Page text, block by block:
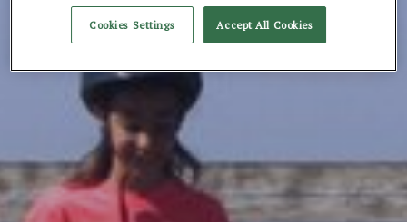
Cookies Settings Accept All Cookies